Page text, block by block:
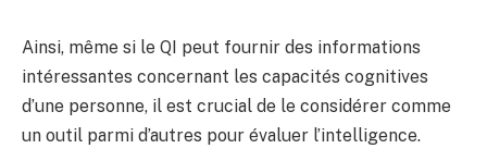
Ainsi, même si le QI peut fournir des informations
intéressantes concernant les capacités cognitives
d’une personne, il est crucial de le considérer comme
un outil parmi d’autres pour évaluer l’intelligence.